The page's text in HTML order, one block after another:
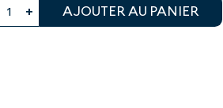
AJOUTER AU PANIER